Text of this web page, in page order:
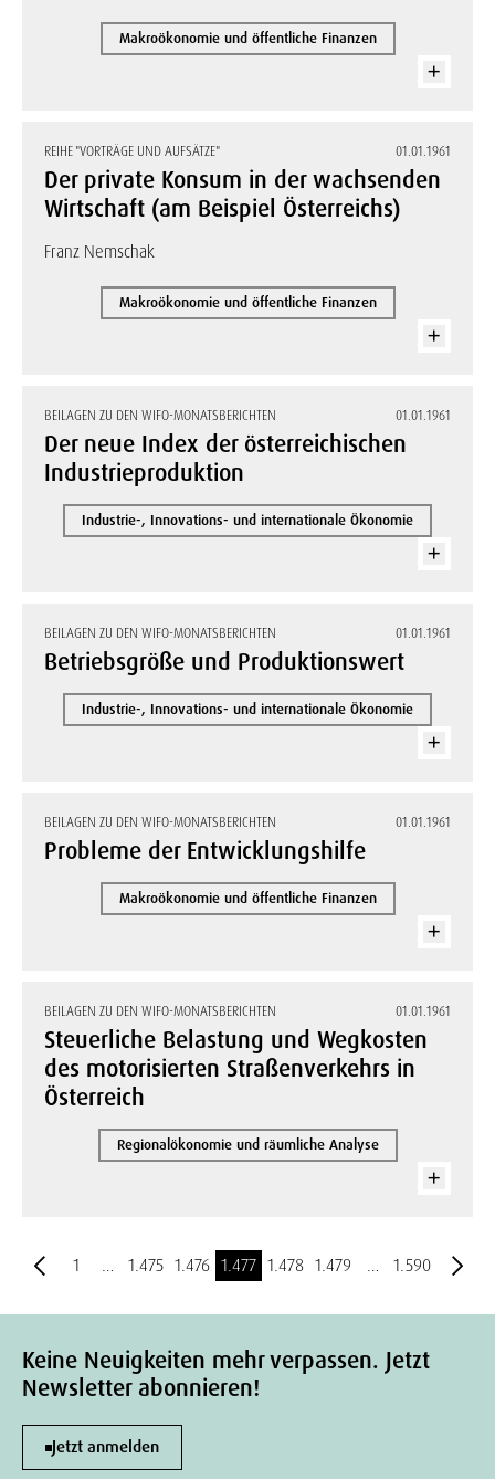
Makroökonomie und öffentliche Finanzen
REIHE "VORTRÄGE UND AUFSÄTZE" 01.01.1961
Der private Konsum in der wachsenden
Wirtschaft (am Beispiel Österreichs)
Franz Nemschak
Makroökonomie und öffentliche Finanzen
BEILAGEN ZU DEN WIFO-MONATSBERICHTEN 01.01.1961
Der neue Index der österreichischen
Industrieproduktion
Industrie-, Innovations- und internationale Ökonomie
BEILAGEN ZU DEN WIFO-MONATSBERICHTEN 01.01.1961
Betriebsgröße und Produktionswert
Industrie-, Innovations- und internationale Ökonomie
BEILAGEN ZU DEN WIFO-MONATSBERICHTEN 01.01.1961
Probleme der Entwicklungshilfe
Makroökonomie und öffentliche Finanzen
BEILAGEN ZU DEN WIFO-MONATSBERICHTEN 01.01.1961
Steuerliche Belastung und Wegkosten
des motorisierten Straßenverkehrs in
Österreich
Regionalökonomie und räumliche Analyse
1 … 1.475 1.476 1.477 1.478 1.479 … 1.590
Keine Neuigkeiten mehr verpassen. Jetzt
Newsletter abonnieren!
Jetzt anmelden